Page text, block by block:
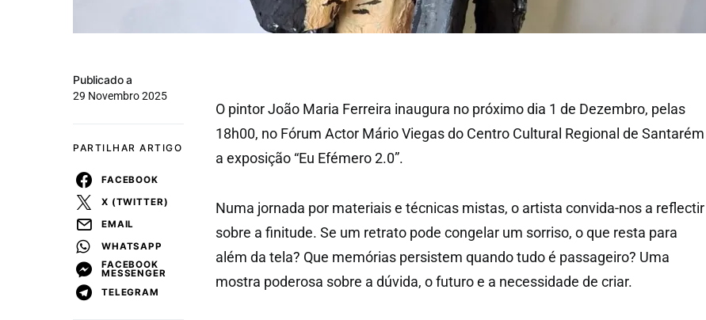
Publicado a
29 Novembro 2025
PARTILHAR ARTIGO
FACEBOOK
X (TWITTER)
EMAIL
WHATSAPP
FACEBOOK
MESSENGER
TELEGRAM
O pintor João Maria Ferreira inaugura no próximo dia 1 de Dezembro, pelas
18h00, no Fórum Actor Mário Viegas do Centro Cultural Regional de Santarém
a exposição “Eu Efémero 2.0”.
Numa jornada por materiais e técnicas mistas, o artista convida-nos a reflectir
sobre a finitude. Se um retrato pode congelar um sorriso, o que resta para
além da tela? Que memórias persistem quando tudo é passageiro? Uma
mostra poderosa sobre a dúvida, o futuro e a necessidade de criar.